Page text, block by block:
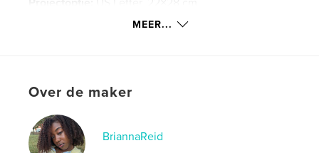
MEER...
Over de maker
BriannaReid